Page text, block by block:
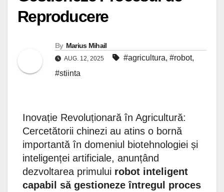
Reproducere
By Marius Mihail
AUG. 12, 2025 #agricultura, #robot,
#stiinta
Inovație Revoluționară în Agricultură:
Cercetătorii chinezi au atins o bornă
importantă în domeniul biotehnologiei și
inteligenței artificiale, anunțând
dezvoltarea primului robot inteligent
capabil să gestioneze întregul proces